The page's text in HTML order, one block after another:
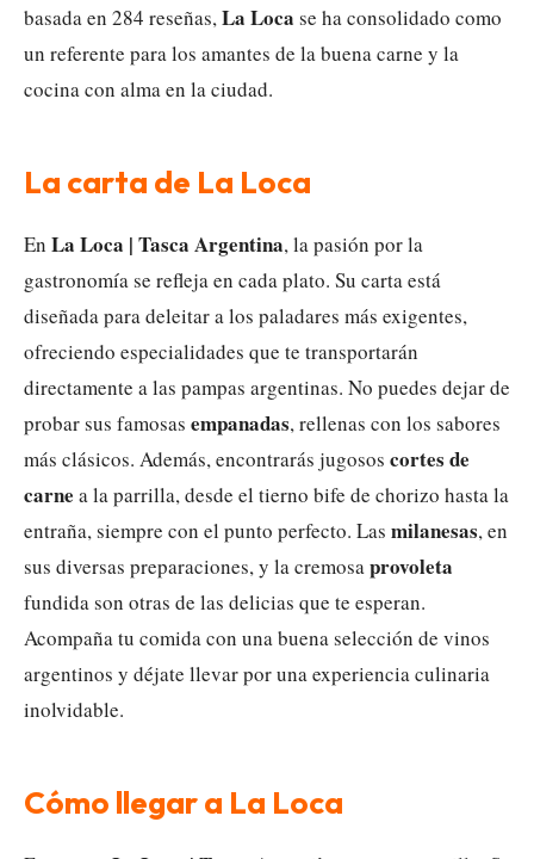
basada en 284 reseñas,La Loca se ha consolidado como
un referente para los amantes de la buena carne y la
cocina con alma en la ciudad.
La carta de La Loca
En La Loca | Tasca Argentina, la pasión por la
gastronomía se refleja en cada plato. Su carta está
diseñada para deleitar a los paladares más exigentes,
ofreciendo especialidades que te transportarán
directamente a las pampas argentinas. No puedes dejar de
probar sus famosas empanadas, rellenas con los sabores
más clásicos. Además, encontrarás jugosos cortes de
carne a la parrilla, desde el tierno bife de chorizo hasta la
entraña, siempre con el punto perfecto. Las milanesas, en
sus diversas preparaciones, y la cremosaprovoleta
fundida son otras de las delicias que te esperan.
Acompaña tu comida con una buena selección de vinos
argentinos y déjate llevar por una experiencia culinaria
inolvidable.
Cómo llegar a La Loca